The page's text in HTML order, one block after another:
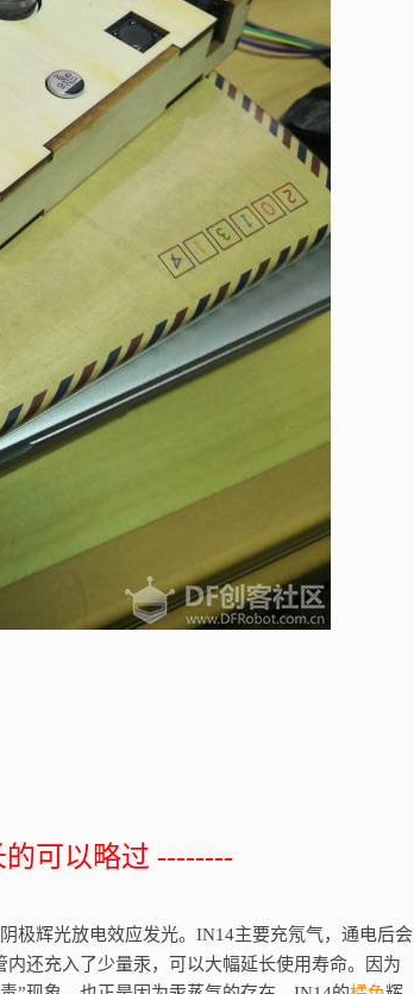
可以略过 --------
极辉光放电效应发光。IN14主要充氖气，通电后会
内还充入了少量汞，可以大幅延长使用寿命。因为